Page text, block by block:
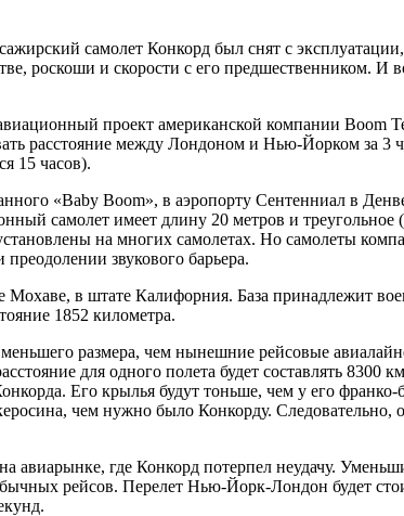
самолет Конкорд был снят с
роскоши и скорости с его предшественником. И
проект американской компании Boom
расстояние между Лондоном и Нью-Йорком за 3
15 часов).
«Baby Boom», в аэропорту Сентенниал в
самолет имеет длину 20 метров и треугольное
на многих самолетах. Но самолеты
звукового барьера.
Мохаве, в штате Калифорния. База принадлежит
1852 километра.
размера, чем нынешние рейсовые
для одного полета будет составлять 8300
Его крылья будут тоньше, чем у его франко-
чем нужно было Конкорду. Следовательно,
авиарынке, где Конкорд потерпел неудачу.
рейсов. Перелет Нью-Йорк-Лондон будет